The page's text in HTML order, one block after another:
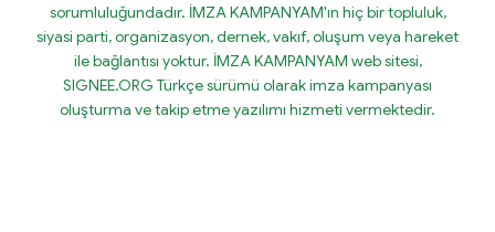
sorumluluğundadır. İMZA KAMPANYAM'ın hiç bir topluluk,
siyasi parti, organizasyon, dernek, vakıf, oluşum veya hareket
ile bağlantısı yoktur. İMZA KAMPANYAM web sitesi,
SIGNEE.ORG Türkçe sürümü olarak imza kampanyası
oluşturma ve takip etme yazılımı hizmeti vermektedir.